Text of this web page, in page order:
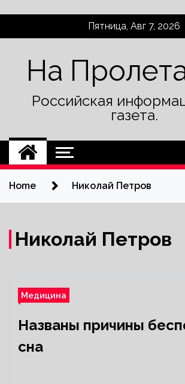
Пятница, Авг 7, 2026
На
Российская
газета.
Home Николай Петров
Николай Петров
Медицина
Названы причины
сна